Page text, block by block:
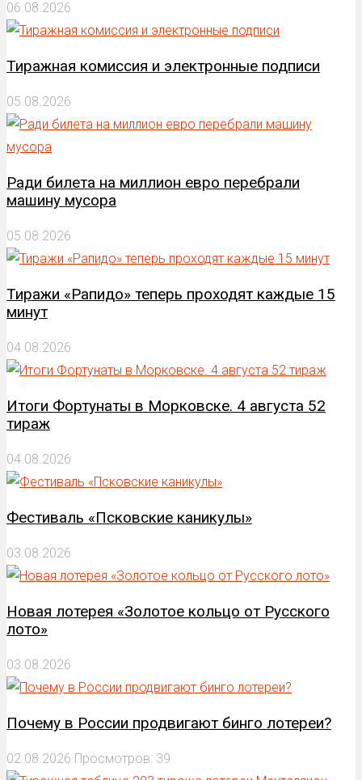
06.08.2026
Тиражная комиссия и электронные подписи
05.08.2026
Ради билета на миллион евро перебрали
машину мусора
05.08.2026
Тиражи «Рапидо» теперь проходят каждые 15
минут
04.08.2026
Итоги Фортунаты в Морковске. 4 августа 52
тираж
04.08.2026
Фестиваль «Псковские каникулы»
03.08.2026
Новая лотерея «Золотое кольцо от Русского
лото»
03.08.2026
Почему в России продвигают бинго лотереи?
02.08.2026 Просмотров: 39